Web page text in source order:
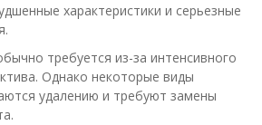
характеристики и серьезные
требуется из-за интенсивного
Однако некоторые виды
удалению и требуют замены